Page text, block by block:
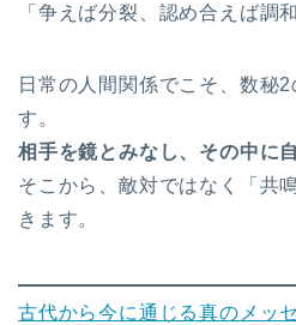
「争えば分裂、認め合えば調
日常の人間関係でこそ、数秘
す。
相手を鏡とみなし、その中に
そこから、敵対ではなく「共
きます。
古代から今に通じる真のメッ